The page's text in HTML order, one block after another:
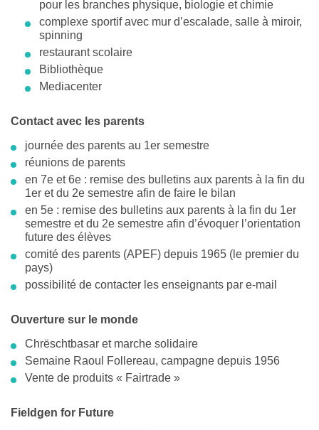
pour les branches physique, biologie et chimie
complexe sportif avec mur d’escalade, salle à miroir,
spinning
restaurant scolaire
Bibliothèque
Mediacenter
Contact avec les parents
journée des parents au 1er semestre
réunions de parents
en 7e et 6e : remise des bulletins aux parents à la fin du
1er et du 2e semestre afin de faire le bilan
en 5e : remise des bulletins aux parents à la fin du 1er
semestre et du 2e semestre afin d’évoquer l’orientation
future des élèves
comité des parents (APEF) depuis 1965 (le premier du
pays)
possibilité de contacter les enseignants par e-mail
Ouverture sur le monde
Chrëschtbasar et marche solidaire
Semaine Raoul Follereau, campagne depuis 1956
Vente de produits « Fairtrade »
Fieldgen for Future